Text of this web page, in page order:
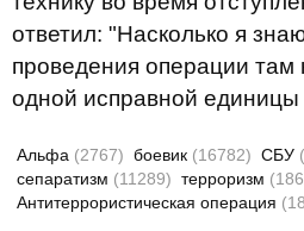
ответил: "Насколько я
проведения операции там
одной исправной единицы
Альфа (2767) боевик (16782) СБУ
сепаратизм (11289) терроризм
Антитеррористическая операция